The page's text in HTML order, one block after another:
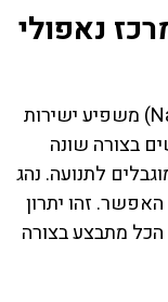
נאפולי
המיקום של המלון במרכז נאפולי (Naples) משפיע ישירות
בצורה שונה
לתנועה. נהג
זהו יתרון
הכל מתבצע בצורה